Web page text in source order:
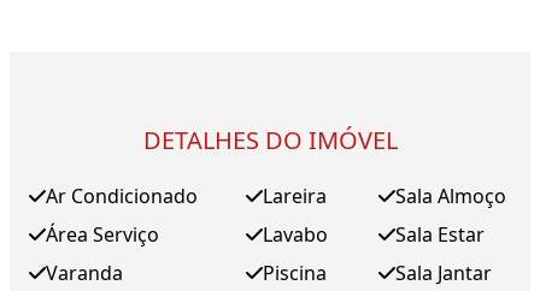
DETALHES DO IMÓVEL
Ar Condicionado
Área Serviço
Varanda
Lareira
Lavabo
Piscina
Sala Almoço
Sala Estar
Sala Jantar